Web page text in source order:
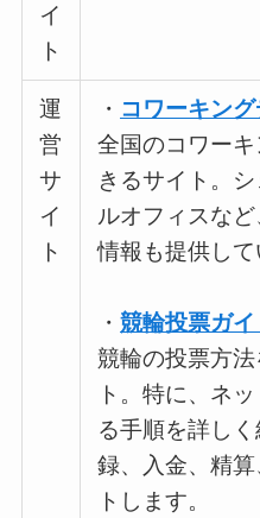
イ
ト
運
営
サ
イ
ト
・ コワーキン
全国のコワー
きるサイト。
ルオフィスな
情報も提供して
・競輪投票ガイ
競輪の投票方
ト。特に、ネ
る手順を詳し
録、入金、精
トします。